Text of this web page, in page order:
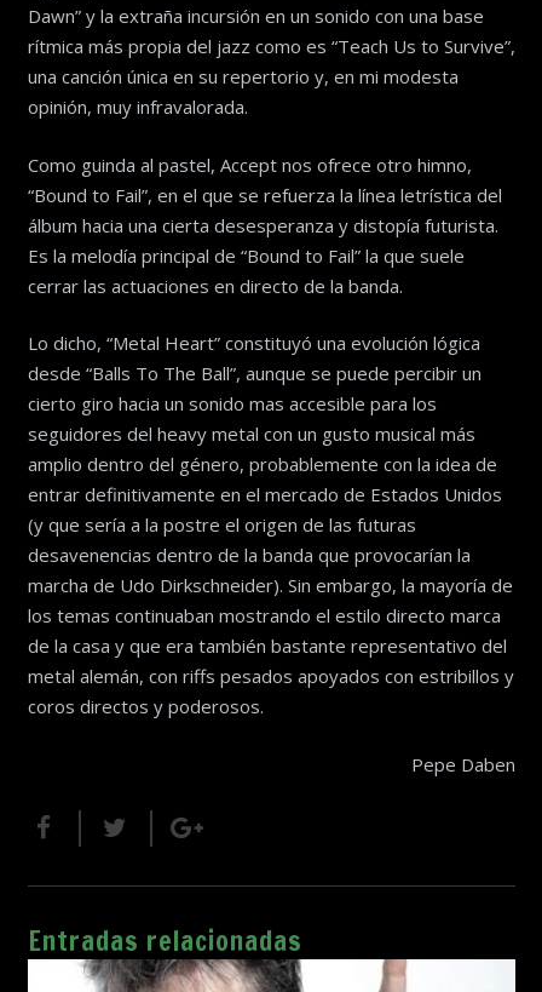
Dawn” y la extraña incursión en un sonido con una base
rítmica más propia del jazz como es “Teach Us to Survive”,
una canción única en su repertorio y, en mi modesta
opinión, muy infravalorada.
Como guinda al pastel, Accept nos ofrece otro himno,
“Bound to Fail”, en el que se refuerza la línea letrística del
álbum hacia una cierta desesperanza y distopía futurista.
Es la melodía principal de “Bound to Fail” la que suele
cerrar las actuaciones en directo de la banda.
Lo dicho, “Metal Heart” constituyó una evolución lógica
desde “Balls To The Ball”, aunque se puede percibir un
cierto giro hacia un sonido mas accesible para los
seguidores del heavy metal con un gusto musical más
amplio dentro del género, probablemente con la idea de
entrar definitivamente en el mercado de Estados Unidos
(y que sería a la postre el origen de las futuras
desavenencias dentro de la banda que provocarían la
marcha de Udo Dirkschneider). Sin embargo, la mayoría de
los temas continuaban mostrando el estilo directo marca
de la casa y que era también bastante representativo del
metal alemán, con riffs pesados apoyados con estribillos y
coros directos y poderosos.
Pepe Daben
Entradas relacionadas